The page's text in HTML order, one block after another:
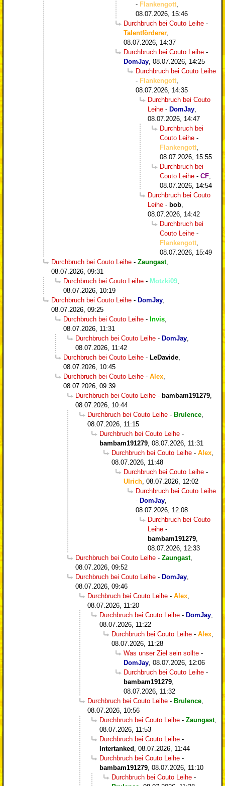
- Flankengott,
08.07.2026, 15:46
Durchbruch bei Couto Leihe -
Talentförderer,
08.07.2026, 14:37
Durchbruch bei Couto Leihe -
DomJay, 08.07.2026, 14:25
Durchbruch bei Couto Leihe
- Flankengott,
08.07.2026, 14:35
Durchbruch bei Couto
Leihe - DomJay,
08.07.2026, 14:47
Durchbruch bei
Couto Leihe -
Flankengott,
08.07.2026, 15:55
Durchbruch bei
Couto Leihe - CF,
08.07.2026, 14:54
Durchbruch bei Couto
Leihe - bob,
08.07.2026, 14:42
Durchbruch bei
Couto Leihe -
Flankengott,
08.07.2026, 15:49
Durchbruch bei Couto Leihe - Zaungast,
08.07.2026, 09:31
Durchbruch bei Couto Leihe - Motzki09,
08.07.2026, 10:19
Durchbruch bei Couto Leihe - DomJay,
08.07.2026, 09:25
Durchbruch bei Couto Leihe - Invis,
08.07.2026, 11:31
Durchbruch bei Couto Leihe - DomJay,
08.07.2026, 11:42
Durchbruch bei Couto Leihe - LeDavide,
08.07.2026, 10:45
Durchbruch bei Couto Leihe - Alex,
08.07.2026, 09:39
Durchbruch bei Couto Leihe - bambam191279,
08.07.2026, 10:44
Durchbruch bei Couto Leihe - Brulence,
08.07.2026, 11:15
Durchbruch bei Couto Leihe -
bambam191279, 08.07.2026, 11:31
Durchbruch bei Couto Leihe - Alex,
08.07.2026, 11:48
Durchbruch bei Couto Leihe -
Ulrich, 08.07.2026, 12:02
Durchbruch bei Couto Leihe
- DomJay,
08.07.2026, 12:08
Durchbruch bei Couto
Leihe -
bambam191279,
08.07.2026, 12:33
Durchbruch bei Couto Leihe - Zaungast,
08.07.2026, 09:52
Durchbruch bei Couto Leihe - DomJay,
08.07.2026, 09:46
Durchbruch bei Couto Leihe - Alex,
08.07.2026, 11:20
Durchbruch bei Couto Leihe - DomJay,
08.07.2026, 11:22
Durchbruch bei Couto Leihe - Alex,
08.07.2026, 11:28
Was unser Ziel sein sollte -
DomJay, 08.07.2026, 12:06
Durchbruch bei Couto Leihe -
bambam191279,
08.07.2026, 11:32
Durchbruch bei Couto Leihe - Brulence,
08.07.2026, 10:56
Durchbruch bei Couto Leihe - Zaungast,
08.07.2026, 11:53
Durchbruch bei Couto Leihe -
Intertanked , 08.07.2026, 11:44
Durchbruch bei Couto Leihe -
bambam191279, 08.07.2026, 11:10
Durchbruch bei Couto Leihe -